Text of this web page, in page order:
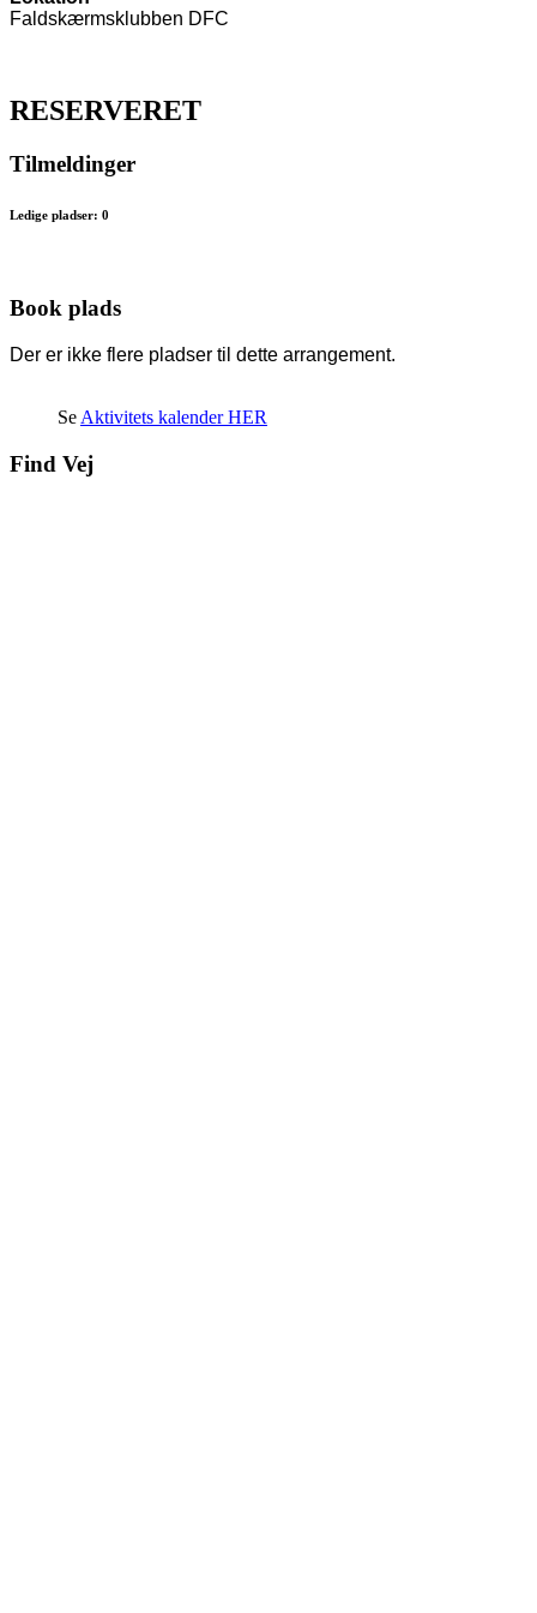
Faldskærmsklubben DFC
RESERVERET
Tilmeldinger
Ledige pladser: 0
Book plads
Der er ikke flere pladser til dette arrangement.
Se Aktivitets kalender HER
Find Vej